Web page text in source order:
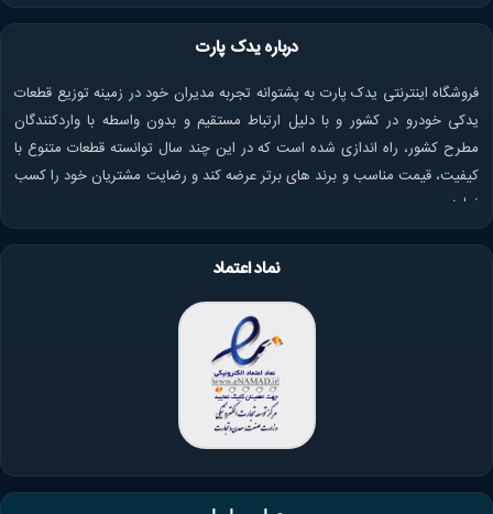
درباره یدک پارت
فروشگاه اینترنتی یدک پارت به پشتوانه تجربه مدیران خود در زمینه توزیع قطعات
یدکی خودرو در کشور و با دلیل ارتباط مستقیم و بدون واسطه با واردکنندگان
مطرح کشور، راه اندازی شده است که در این چند سال توانسته قطعات متنوع با
کیفیت، قیمت مناسب و برند های برتر عرضه کند و رضایت مشتریان خود را کسب
نماید.
نماد اعتماد